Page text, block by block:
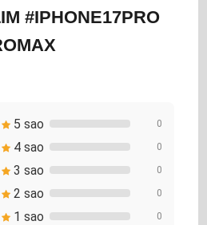
#IPHONE17PRO
5 sao 0
4 sao 0
3 sao 0
2 sao 0
1 sao 0